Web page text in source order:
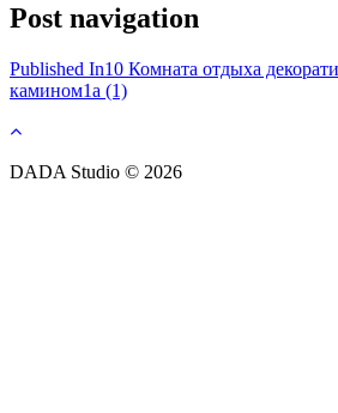
Post navigation
Published In10 Комната отдыха
камином1a (1)
DADA Studio © 2026